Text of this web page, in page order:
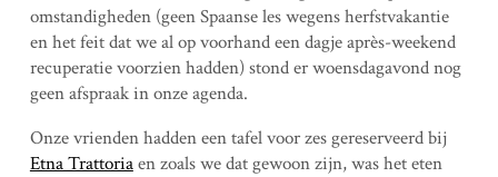
omstandigheden (geen Spaanse les wegens herfstvakantie
en het feit dat we al op voorhand een dagje après-weekend
recuperatie voorzien hadden) stond er woensdagavond nog
geen afspraak in onze agenda.
Onze vrienden hadden een tafel voor zes gereserveerd bij
Etna Trattoriaen zoals we dat gewoon zijn, was het eten